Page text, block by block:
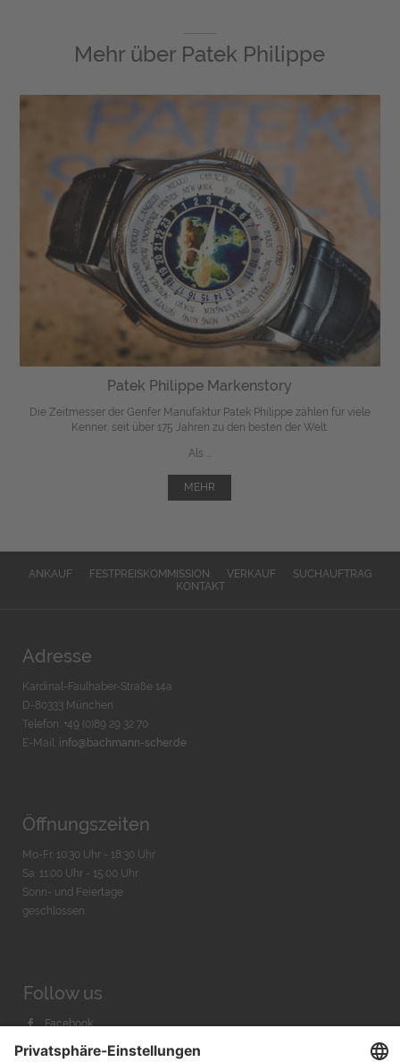
Mehr über Patek Philippe
Patek Philippe Markenstory
Die Zeitmesser der Genfer Manufaktur Patek Philippe zählen für viele
Kenner, seit über 175 Jahren zu den besten der Welt.
Als ...
MEHR
ANKAUF FESTPREISKOMMISSION VERKAUF
SUCHAUFTRAG
KONTAKT
Adresse
Kardinal-Faulhaber-Straße 14a
D-80333 München
Telefon: +49 (0)89 29 32 70
E-Mail: info@bachmann-scher.de
Öffnungszeiten
Mo-Fr. 10:30 Uhr - 18:30 Uhr
Sa. 11:00 Uhr - 15.00 Uhr
Sonn- und Feiertage
geschlossen
Follow us
Facebook
Instagram